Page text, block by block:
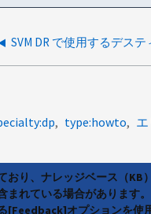
type:howto
り、ナレッジベース（
れている場合がありま
オプションを使